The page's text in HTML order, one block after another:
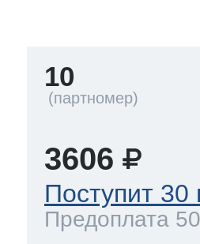
морозилок
холод.камер
10
3606
Поступит 30
Предоплата